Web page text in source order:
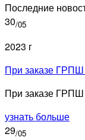
Последние
30/05
2023 г
При заказе ГРПШ
При заказе ГРПШ
узнать больше
29/05